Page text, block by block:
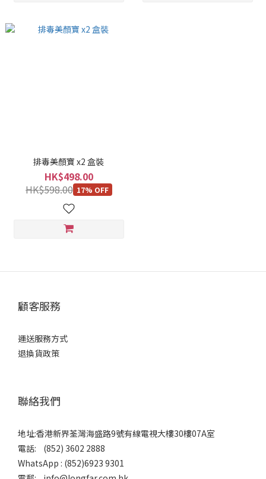
排毒美顏寶 x2 盒裝
HK$498.00
HK$598.00 17% OFF
顧客服務
運送服務方式
退換貨政策
聯絡我們
地址:香港新界荃灣海盛路9號有線電視大樓30樓07A室
電話: (852) 3602 2888
WhatsApp : (852)6923 9301